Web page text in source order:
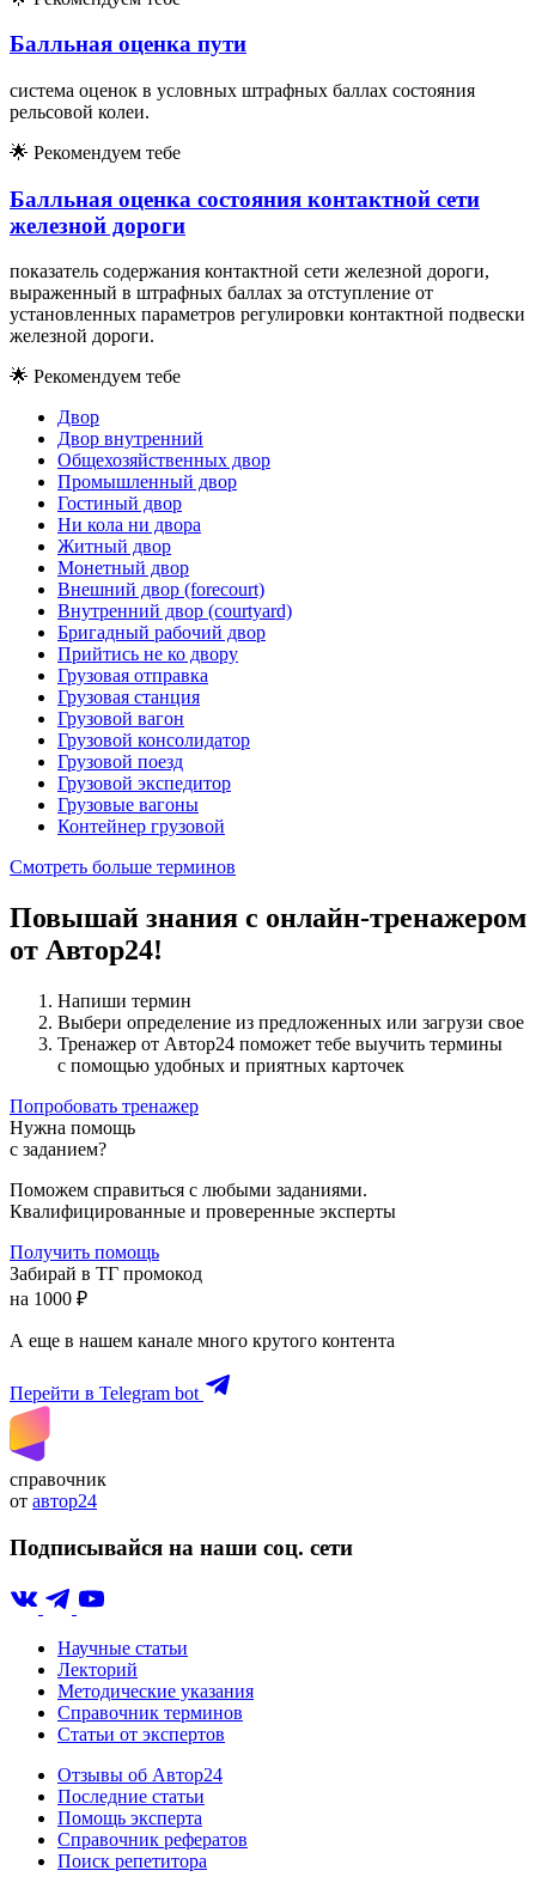
Балльная оценка пути
система оценок в условных штрафных баллах состояния
рельсовой колеи.
🌟 Рекомендуем тебе
Балльная оценка состояния контактной сети
железной дороги
показатель содержания контактной сети железной дороги,
выраженный в штрафных баллах за отступление от
установленных параметров регулировки контактной подвески
железной дороги.
🌟 Рекомендуем тебе
Двор
Двор внутренний
Общехозяйственных двор
Промышленный двор
Гостиный двор
Ни кола ни двора
Житный двор
Монетный двор
Внешний двор (forecourt)
Внутренний двор (courtyard)
Бригадный рабочий двор
Прийтись не ко двору
Грузовая отправка
Грузовая станция
Грузовой вагон
Грузовой консолидатор
Грузовой поезд
Грузовой экспедитор
Грузовые вагоны
Контейнер грузовой
Смотреть больше терминов
Повышай знания с онлайн-тренажером
от Автор24!
Напиши термин
Выбери определение из предложенных или загрузи свое
Тренажер от Автор24 поможет тебе выучить термины
с помощью удобных и приятных карточек
Попробовать тренажер
Нужна помощь
с заданием?
Поможем справиться с любыми заданиями.
Квалифицированные и проверенные эксперты
Получить помощь
Забирай в ТГ промокод
на 1000 ₽
А еще в нашем канале много крутого контента
Перейти в Telegram bot
справочник
от автор24
Подписывайся на наши соц. сети
Научные статьи
Лекторий
Методические указания
Справочник терминов
Статьи от экспертов
Отзывы об Автор24
Последние статьи
Помощь эксперта
Справочник рефератов
Поиск репетитора